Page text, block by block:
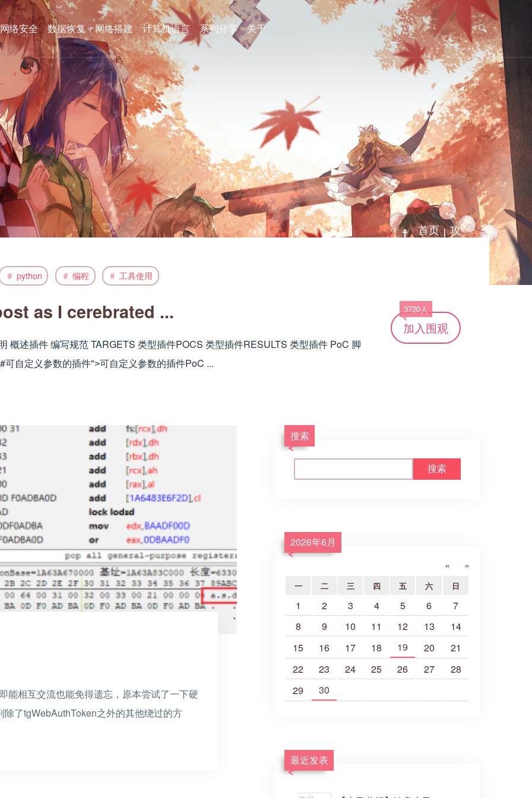
网络安全 数据恢复 网络搭建 计算机语言 系列分享 关于
首页|攻
python 编程 工具使用
as I cerebrated ...
概述插件 编写规范 TARGETS 类型插件POCS 类型插件RESULTS 类型插件 PoC 脚
自定义参数的插件"˃可自定义参数的插件PoC ...
加入
3720人
围观
能相互交流也能免得遗忘，原本尝试了一下硬
除了tgWebAuthToken之外的其他绕过的方
搜索
«
2026年6月
»
一 二 三 四 五 六 日
1 2 3 4 5 6
7
8
9 10 11 12 13
14
15
16 17 18 19 20
21
22
23 24 25 26 27
28
29
30
最近发表